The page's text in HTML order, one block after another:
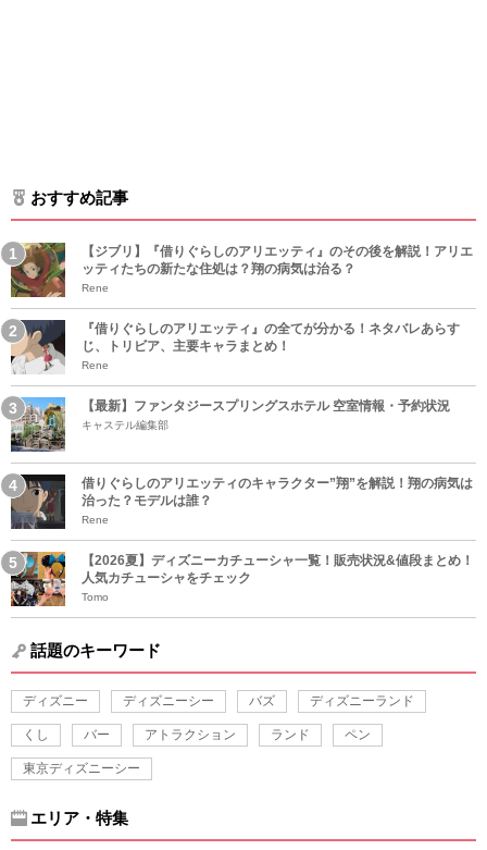
おすすめ記事
【ジブリ】『借りぐらしのアリエッティ』のその後を解説！アリエ
ッティたちの新たな住処は？翔の病気は治る？
Rene
『借りぐらしのアリエッティ』の全てが分かる！ネタバレあらす
じ、トリビア、主要キャラまとめ！
Rene
【最新】ファンタジースプリングスホテル 空室情報・予約状況
キャステル編集部
借りぐらしのアリエッティのキャラクター”翔”を解説！翔の病気は
治った？モデルは誰？
Rene
【2026夏】ディズニーカチューシャ一覧！販売状況&値段まとめ！
人気カチューシャをチェック
Tomo
話題のキーワード
ディズニー ディズニーシー バズ ディズニーランド
くし バー アトラクション ランド ペン
東京ディズニーシー
エリア・特集